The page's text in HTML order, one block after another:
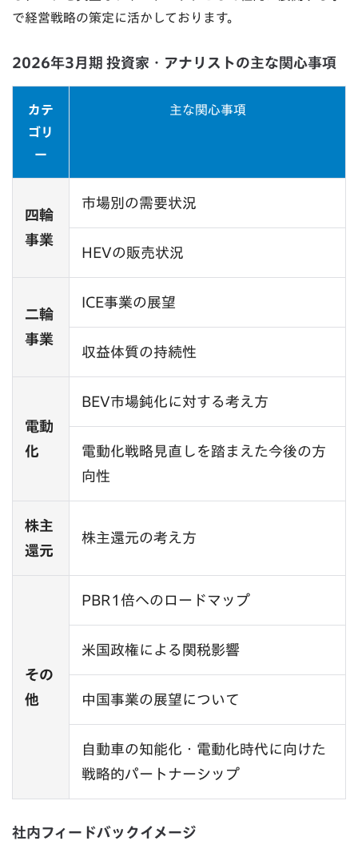
で経営戦略の策定に活かしております。
2026年3月期 投資家・アナリストの主な関心事項
カテ
ゴリ
ー
主な関心事項
四輪
事業
市場別の需要状況
HEVの販売状況
二輪
事業
ICE事業の展望
収益体質の持続性
電動
化
BEV市場鈍化に対する考え方
電動化戦略見直しを踏まえた今後の方
向性
株主
還元
株主還元の考え方
その
他
PBR1倍へのロードマップ
米国政権による関税影響
中国事業の展望について
自動車の知能化・電動化時代に向けた
戦略的パートナーシップ
社内フィードバックイメージ